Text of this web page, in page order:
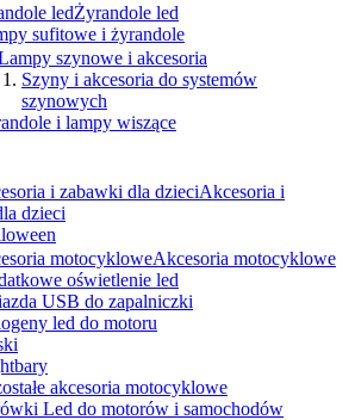
Żyrandole led
sufitowe i żyrandole
szynowe i akcesoria
Szyny i akcesoria do systemów
szynowych
i lampy wiszące
Akcesoria i
dzieci
Akcesoria motocyklowe
oświetlenie led
USB do zapalniczki
led do motoru
akcesoria motocyklowe
Led do motorów i samochodów